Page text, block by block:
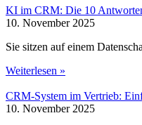
KI im CRM: Die 10
10. November 2025
Sie sitzen auf einem
Weiterlesen »
CRM-System im Vertrieb:
10. November 2025